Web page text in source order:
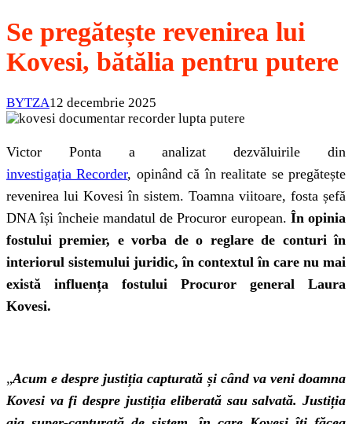
Se pregătește revenirea lui
Kovesi, bătălia pentru putere
BYTZA12 decembrie 2025
Victor Ponta a analizat dezvăluirile din
investigația Recorder, opinând că în realitate se pregătește
revenirea lui Kovesi în sistem. Toamna viitoare, fosta șefă
DNA își încheie mandatul de Procuror european. În opinia
fostului premier, e vorba de o reglare de conturi în
interiorul sistemului juridic, în contextul în care nu mai
există influența fostului Procuror general Laura
Kovesi.
„Acum e despre justiția capturată și când va veni doamna
Kovesi va fi despre justiția eliberată sau salvată. Justiția